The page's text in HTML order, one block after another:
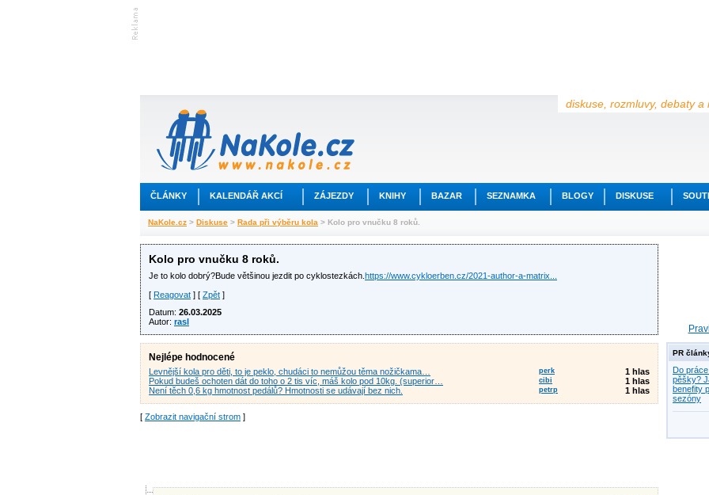
diskuse, rozmluvy, debaty a
ČLÁNKY KALENDÁŘ AKCÍ ZÁJEZDY KNIHY BAZAR SEZNAMKA BLOGY DISKUSE
NaKole.cz > Diskuse > Rada při výběru kola > Kolo pro vnučku 8 roků.
Kolo pro vnučku 8 roků.
Je to kolo dobrý?Bude většinou jezdit po cyklostezkách. https://www.cykloerben.cz/2021-author-a-matrix...
[ Reagovat ] [ Zpět ]
Datum: 26.03.2025
Autor: rasl
Nejlépe hodnocené
Levnější kola pro děti, to je peklo, chudáci to nemůžou těma nožičkama… perk
1 hlas
Pokud budeš ochoten dát do toho o 2 tis víc, máš kolo pod 10kg. (superior…
cibi
1 hlas
Není těch 0,6 kg hmotnost pedálů? Hmotnosti se udávají bez nich.
petrp 1 hlas
[ Zobrazit navigační strom ]
PR
Do
pěšky?
benefity
sezóny